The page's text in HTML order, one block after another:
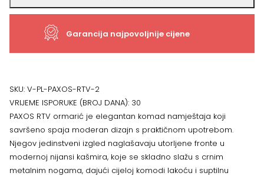
Paxos
količina
Garancija najpovoljnije cijene
SKU: V-PL-PAXOS-RTV-2
VRIJEME ISPORUKE (BROJ DANA): 30
PAXOS RTV ormarić je elegantan komad namještaja koji
savršeno spaja moderan dizajn s praktičnom upotrebom.
Njegov jedinstveni izgled naglašavaju utorljene fronte u
modernoj nijansi kašmira, koje se skladno slažu s crnim
metalnim nogama, dajući cijeloj komodi lakoću i suptilnu